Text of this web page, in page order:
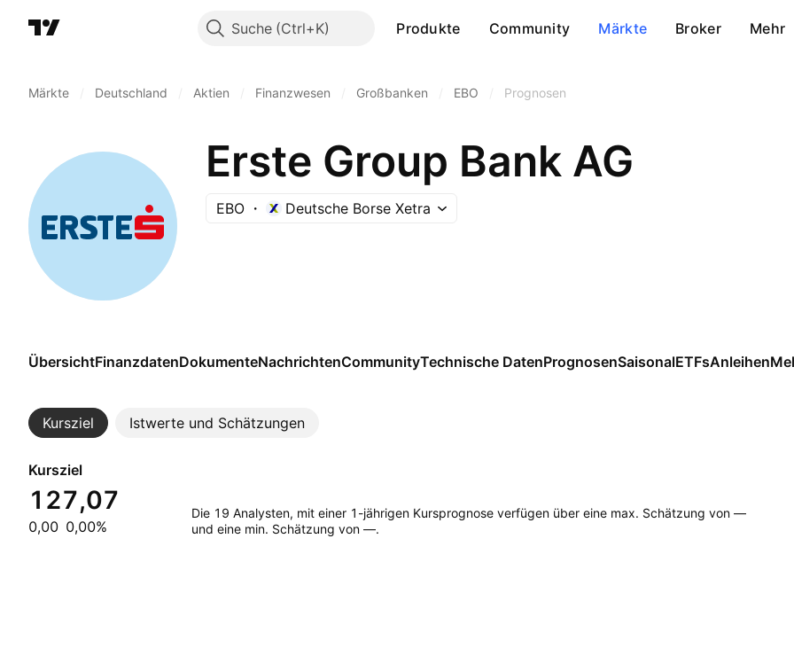
Suche Produkte Community Märkte Broker Mehr
Märkte Deutschland Aktien Finanzwesen Großbanken EBO Prognosen
Erste Group Bank AG
EBO Deutsche Borse Xetra
ÜbersichtFinanzdatenDokumenteNachrichtenCommunityTechnische DatenPrognosenSaisonalETFsAnleihen
Kursziel Istwerte und Schätzungen
Kursziel
127,07
0,00 0,00%
Die 19 Analysten, mit einer 1-jährigen Kursprognose verfügen über eine max. Schätzung von —
und eine min. Schätzung von —.